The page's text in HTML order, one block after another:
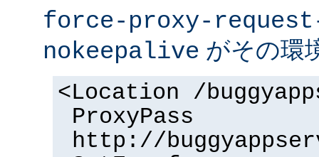
force-proxy-
nokeepalive がその環
<Location /
ProxyPass
http://